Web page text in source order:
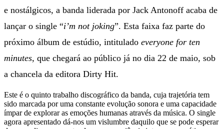
e nostálgicos, a banda liderada por Jack Antonoff acaba de
lançar o single “i’m not joking”. Esta faixa faz parte do
próximo álbum de estúdio, intitulado everyone for ten
minutes, que chegará ao público já no dia 22 de maio, sob
a chancela da editora Dirty Hit.
Este é o quinto trabalho discográfico da banda, cuja trajetória tem
sido marcada por uma constante evolução sonora e uma capacidade
ímpar de explorar as emoções humanas através da música. O single
agora apresentado dá-nos um vislumbre daquilo que se pode esperar